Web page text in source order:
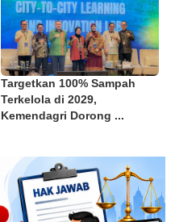
Targetkan 100% Sampah
Terkelola di 2029,
Kemendagri Dorong ...